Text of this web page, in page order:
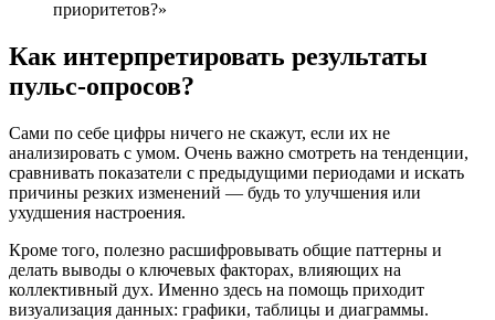
приоритетов?»
Как интерпретировать результаты
пульс-опросов?
Сами по себе цифры ничего не скажут, если их не
анализировать с умом. Очень важно смотреть на тенденции,
сравнивать показатели с предыдущими периодами и искать
причины резких изменений — будь то улучшения или
ухудшения настроения.
Кроме того, полезно расшифровывать общие паттерны и
делать выводы о ключевых факторах, влияющих на
коллективный дух. Именно здесь на помощь приходит
визуализация данных: графики, таблицы и диаграммы.